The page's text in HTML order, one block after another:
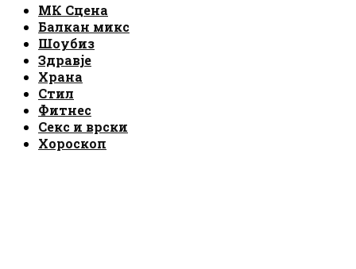
МК Сцена
Балкан микс
Шоубиз
Здравје
Храна
Стил
Фитнес
Секс и врски
Хороскоп